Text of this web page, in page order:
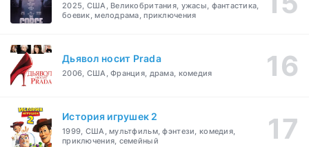
2025, США, Великобритания, ужасы, фантастика,
боевик, мелодрама, приключения
Дьявол носит Prada
2006, США, Франция, драма, комедия
История игрушек 2
1999, США, мультфильм, фэнтези, комедия,
приключения, семейный